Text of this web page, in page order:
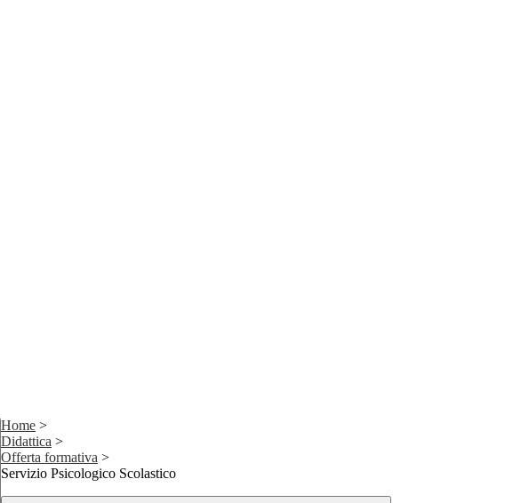
Home >
Didattica >
Offerta formativa >
Servizio Psicologico Scolastico